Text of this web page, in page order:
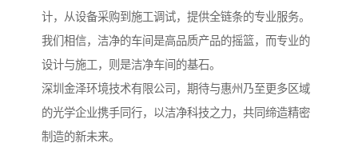
计，从设备采购到施工调试，提供全链条的专业服务。
我们相信，洁净的车间是高品质产品的摇篮，而专业的
设计与施工，则是洁净车间的基石。
深圳金泽环境技术有限公司，期待与惠州乃至更多区域
的光学企业携手同行，以洁净科技之力，共同缔造精密
制造的新未来。